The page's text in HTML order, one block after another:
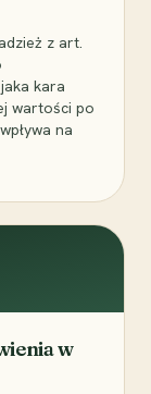
z art.
kara
wartości po
na
w